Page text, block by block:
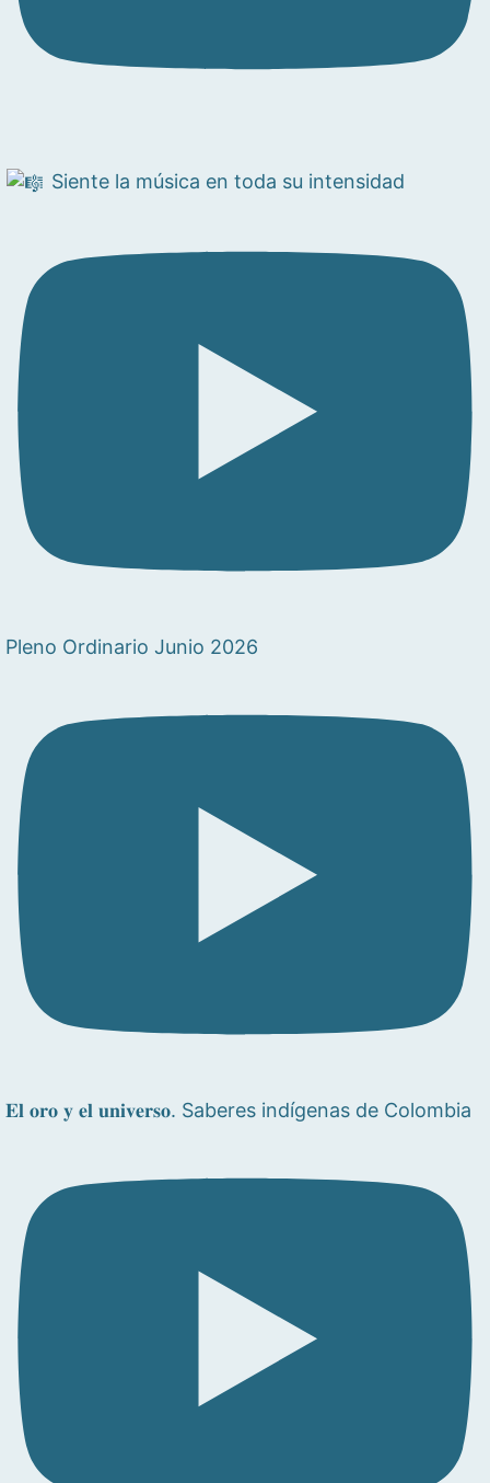
Siente la música en toda su intensidad
Pleno Ordinario Junio 2026
𝐄𝐥 𝐨𝐫𝐨 𝐲 𝐞𝐥 𝐮𝐧𝐢𝐯𝐞𝐫𝐬𝐨. Saberes indígenas de Colombia